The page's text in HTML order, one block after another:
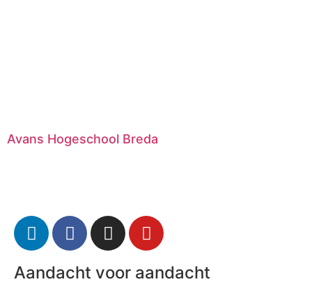
Avans Hogeschool Breda
Aandacht voor aandacht